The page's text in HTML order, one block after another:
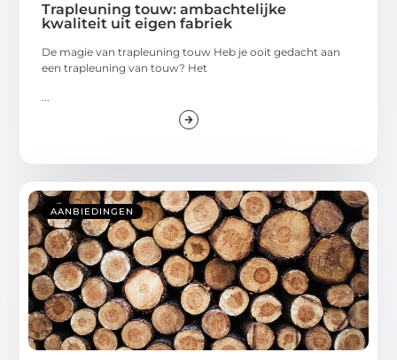
Trapleuning touw: ambachtelijke
kwaliteit uit eigen fabriek
De magie van trapleuning touw Heb je ooit gedacht aan
een trapleuning van touw? Het
AANBIEDINGEN